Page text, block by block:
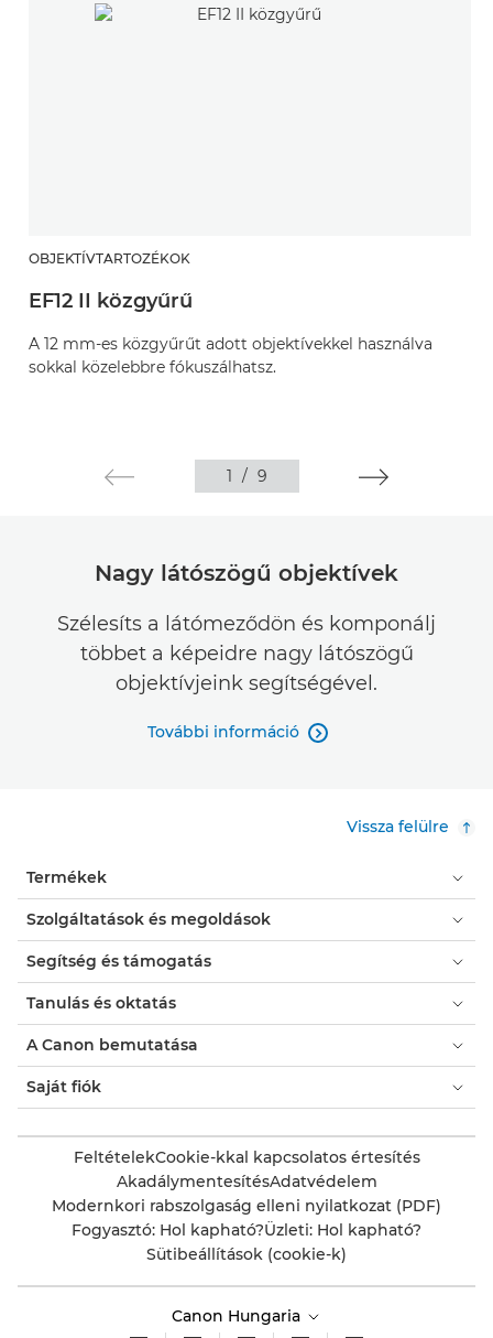
OBJEKTÍVTARTOZÉKOK
EF12 II közgyűrű
A 12 mm-es közgyűrűt adott objektívekkel használva
sokkal közelebbre fókuszálhatsz.
1 / 9
Nagy látószögű objektívek
Szélesíts a látómeződön és komponálj
többet a képeidre nagy látószögű
objektívjeink segítségével.
További információ 
Vissza felülre
Termékek
Szolgáltatások és megoldások
Segítség és támogatás
Tanulás és oktatás
A Canon bemutatása
Saját fiók
FeltételekCookie-kkal kapcsolatos értesítés
AkadálymentesítésAdatvédelem
Modernkori rabszolgaság elleni nyilatkozat (PDF)
Fogyasztó: Hol kapható?Üzleti: Hol kapható?
Sütibeállítások (cookie-k)
Canon Hungaria